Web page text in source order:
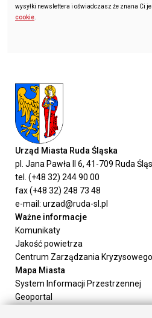
wysyłki newslettera i oświadczasz że znana Ci
cookie.
Urząd Miasta Ruda Śląska
pl. Jana Pawła II 6, 41-709 Ruda
tel. (+48 32) 244 90 00
fax (+48 32) 248 73 48
e-mail: urzad@ruda-sl.pl
Ważne informacje
Komunikaty
Jakość powietrza
Centrum Zarządzania Kryzysowego
Mapa Miasta
System Informacji Przestrzennej
Geoportal